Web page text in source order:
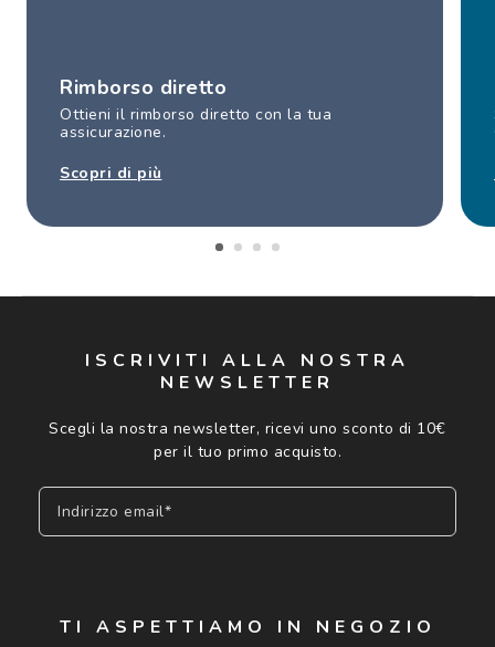
Rimborso diretto
Ottieni il rimborso diretto con la tua
assicurazione.
Scopri di più
ISCRIVITI ALLA NOSTRA
NEWSLETTER
Scegli la nostra newsletter, ricevi uno sconto di 10€
per il tuo primo acquisto.
Indirizzo email*
TI ASPETTIAMO IN NEGOZIO